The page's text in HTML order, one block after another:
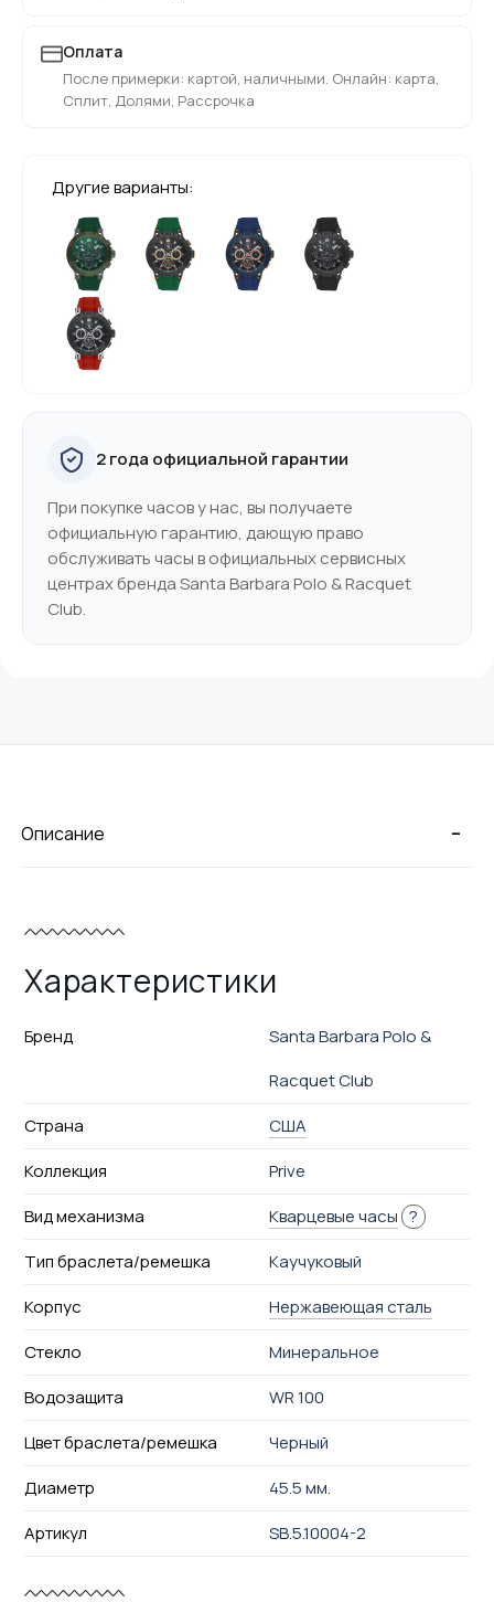
Оплата
После примерки: картой, наличными. Онлайн: карта,
Сплит, Долями, Рассрочка
Другие варианты:
2 года официальной гарантии
При покупке часов у нас, вы получаете
официальную гарантию, дающую право
обслуживать часы в официальных сервисных
центрах бренда Santa Barbara Polo & Racquet
Club.
-
Описание
Характеристики
Бренд
Santa Barbara Polo &
Racquet Club
Страна
США
Коллекция
Prive
Вид механизма
Кварцевые часы ?
Тип браслета/ремешка
Каучуковый
Корпус
Нержавеющая сталь
Стекло
Минеральное
Водозащита
WR 100
Цвет браслета/ремешка
Черный
Диаметр
45.5 мм.
Артикул
SB.5.10004-2